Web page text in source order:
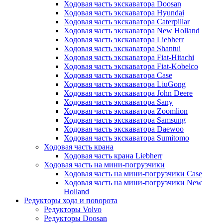
Ходовая часть экскаватора Doosan
Ходовая часть экскаватора Hyundai
Ходовая часть экскаватора Caterpillar
Ходовая часть экскаватора New Holland
Ходовая часть экскаватора Liebherr
Ходовая часть экскаватора Shantui
Ходовая часть экскаватора Fiat-Hitachi
Ходовая часть экскаватора Fiat-Kobelco
Ходовая часть экскаватора Case
Ходовая часть экскаватора LiuGong
Ходовая часть экскаватора John Deere
Ходовая часть экскаватора Sany
Ходовая часть экскаватора Zoomlion
Ходовая часть экскаватора Samsung
Ходовая часть экскаватора Daewoo
Ходовая часть экскаватора Sumitomo
Ходовая часть крана
Ходовая часть крана Liebherr
Ходовая часть на мини-погрузчики
Ходовая часть на мини-погрузчики Case
Ходовая часть на мини-погрузчики New
Holland
Редукторы хода и поворота
Редукторы Volvo
Редукторы Doosan